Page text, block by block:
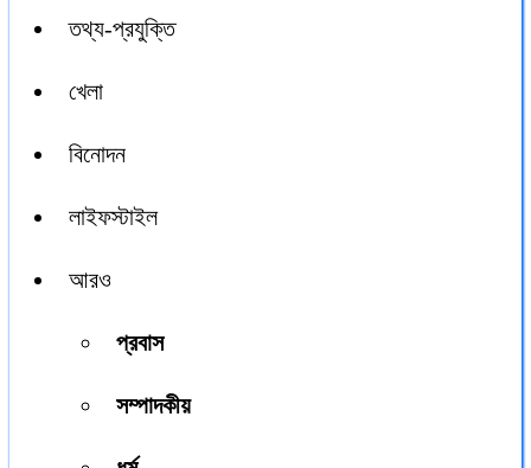
তথ্য-প্রযুক্তি
খেলা
বিনোদন
লাইফস্টাইল
আরও
প্রবাস
সম্পাদকীয়